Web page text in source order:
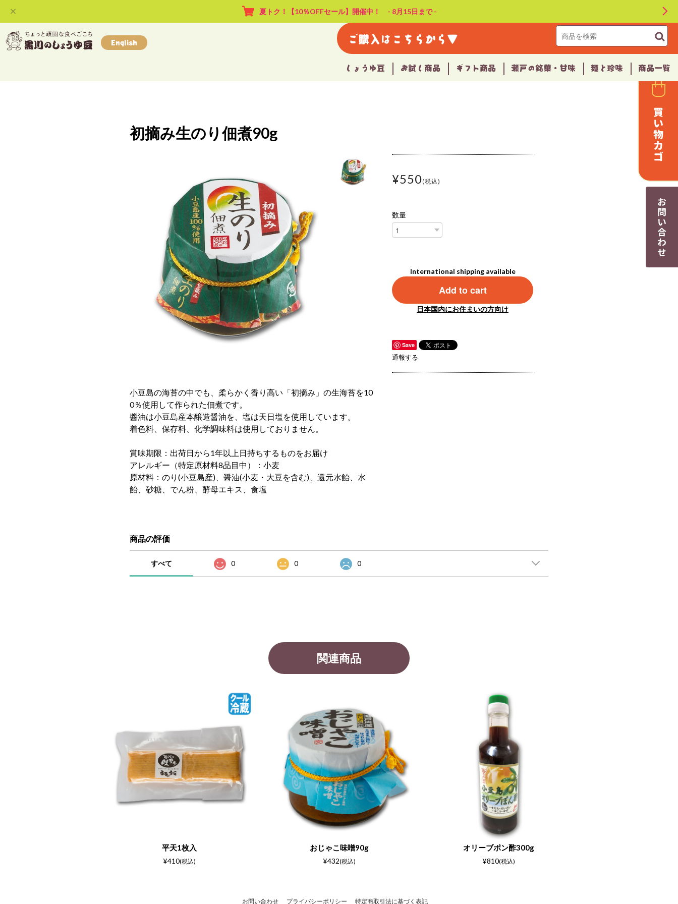
夏トク！【10％OFFセール】開催中！ - 8月15日まで -
English ご購入はこちらから▼
しょうゆ豆 お試し商品 ギフト商品 瀬戸の銘菓・甘味 麺と珍味 商品一覧
初摘み生のり佃煮90g
小豆島の海苔の中でも、柔らかく香り高い「初摘み」の生海苔を10
0％使用して作られた佃煮です。
醬油は小豆島産本醸造醤油を、塩は天日塩を使用しています。
着色料、保存料、化学調味料は使用しておりません。
賞味期限：出荷日から1年以上日持ちするものをお届け
アレルギー（特定原材料8品目中）：小麦
原材料：のり(小豆島産)、醤油(小麦・大豆を含む)、還元水飴、水
飴、砂糖、でん粉、酵母エキス、食塩
¥550(税込)
数量
International shipping available
Add to cart
日本国内にお住まいの方向け
Save
通報する
商品の評価
すべて 0 0 0
関連商品
平天1枚入
¥410(税込)
おじゃこ味噌90g
¥432(税込)
オリーブポン酢300g
¥810(税込)
お問い合わせ プライバシーポリシー 特定商取引法に基づく表記